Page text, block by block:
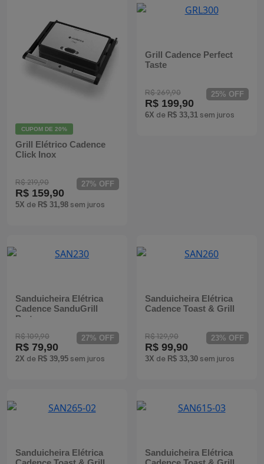
CUPOM DE 20%
Grill Elétrico Cadence
Click Inox
R$ 219,90
R$ 159,90
5X de R$ 31,98 sem juros
27% OFF
Grill Cadence Perfect
Taste
R$ 269,90
R$ 199,90
6X de R$ 33,31 sem juros
25% OFF
Sanduicheira Elétrica
Cadence SanduGrill
Preta
R$ 109,90
R$ 79,90
2X de R$ 39,95 sem juros
27% OFF
Sanduicheira Elétrica
Cadence Toast & Grill
R$ 129,90
R$ 99,90
3X de R$ 33,30 sem juros
23% OFF
Sanduicheira Elétrica
Sanduicheira Elétrica
Processadores
Coifas
Panelas Elétricas
Torradeiras
Máquina de Waffle